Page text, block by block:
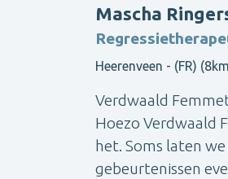
Mascha
Heerenveen - (FR)
Verdwaald
Hoezo Verdwaald
het. Soms laten
gebeurtenissen